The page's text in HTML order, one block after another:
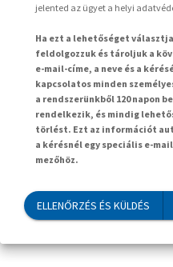
jelented az ügyet a helyi
Ha ezt a lehetőséget
feldolgozzuk és tároljuk a
e-mail-címe, a neve és a
kapcsolatos minden
a rendszerünkből 120 napon
rendelkezik, és mindig
törlést. Ezt az információt
a kérésnél egy speciális e-
mezőhöz.
ELLENŐRZÉS ÉS KÜLDÉS